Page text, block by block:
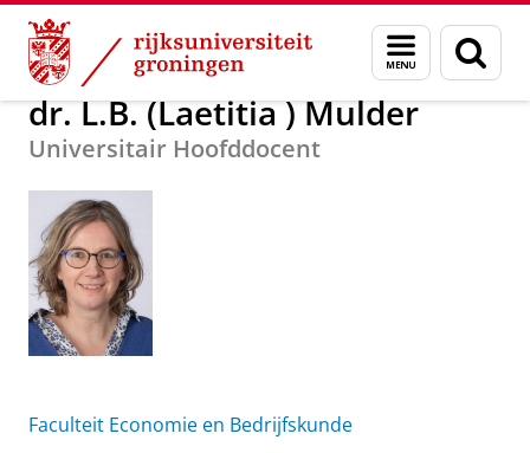
Skip
Content
Skip
Navigation
Menu
en
zoeken
Over ons dr. L.B. (Laetitia ) Mulder
dr. L.B. (Laetitia ) Mulder
Universitair Hoofddocent
Faculteit Economie en Bedrijfskunde